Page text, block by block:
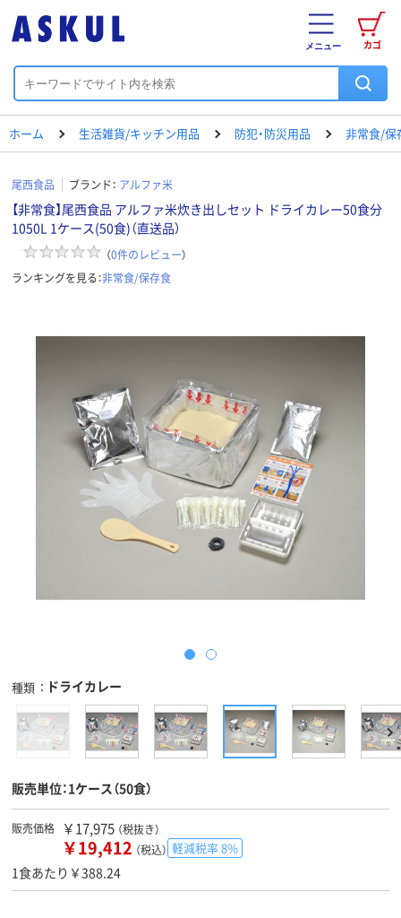
カゴ
メニュー
ホーム 生活雑貨/キッチン用品 防犯・防災用品 非常食/保
尾西食品 ブランド： アルファ米
【非常食】尾西食品 アルファ米炊き出しセット ドライカレー50食分
1050L 1ケース(50食)（直送品）
（0件のレビュー）
ランキングを見る：非常食/保存食
種類 ドライカレー
販売単位：1ケース（50食）
販売価格 ￥17,975 （税抜き）
￥19,412 （税込） 軽減税率 8%
1食あたり￥388.24